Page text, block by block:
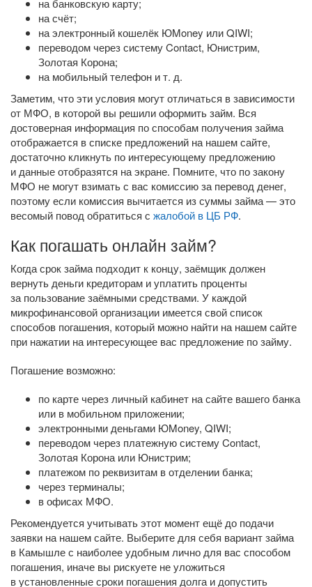
на банковскую карту;
на счёт;
на электронный кошелёк ЮMoney или QIWI;
переводом через систему Contact, Юнистрим,
Золотая Корона;
на мобильный телефон и т. д.
Заметим, что эти условия могут отличаться в зависимости
от МФО, в которой вы решили оформить займ. Вся
достоверная информация по способам получения займа
отображается в списке предложений на нашем сайте,
достаточно кликнуть по интересующему предложению
и данные отобразятся на экране. Помните, что по закону
МФО не могут взимать с вас комиссию за перевод денег,
поэтому если комиссия вычитается из суммы займа — это
весомый повод обратиться с жалобой в ЦБ РФ.
Как погашать онлайн займ?
Когда срок займа подходит к концу, заёмщик должен
вернуть деньги кредиторам и уплатить проценты
за пользование заёмными средствами. У каждой
микрофинансовой организации имеется свой список
способов погашения, который можно найти на нашем сайте
при нажатии на интересующее вас предложение по займу.
Погашение возможно:
по карте через личный кабинет на сайте вашего банка
или в мобильном приложении;
электронными деньгами ЮMoney, QIWI;
переводом через платежную систему Contact,
Золотая Корона или Юнистрим;
платежом по реквизитам в отделении банка;
через терминалы;
в офисах МФО.
Рекомендуется учитывать этот момент ещё до подачи
заявки на нашем сайте. Выберите для себя вариант займа
в Камышле с наиболее удобным лично для вас способом
погашения, иначе вы рискуете не уложиться
в установленные сроки погашения долга и допустить